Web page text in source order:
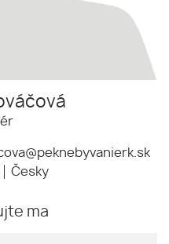
Česky
ma